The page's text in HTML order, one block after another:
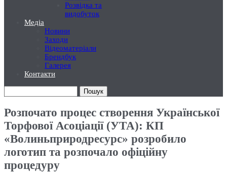
Розвідка та
видобуток
Медіа
Новини
Заходи
Відеоматеріали
Брендбук
Галерея
Контакти
Розпочато процес створення Української
Торфової Асоціації (УТА): КП
«Волиньприродресурс» розробило
логотип та розпочало офіційну
процедуру